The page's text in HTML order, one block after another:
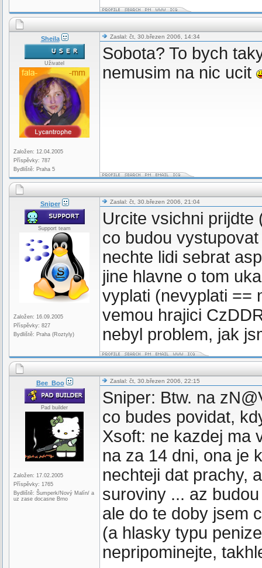
Sheila
Uživatel
Založen: 12.04.2005
Příspěvky: 787
Bydliště: Praha 5
Zaslal: čt, 30.březen 2006, 14:34
Sobota? To bych
nemusim na nic ucit
Sniper
Support team
Založen: 16.09.2005
Příspěvky: 827
Bydliště: Praha (Roztyly)
Zaslal: čt, 30.březen 2006, 21:04
Urcite vsichni prijdte
co budou
nechte lidi sebrat
jine hlavne o tom
vyplati (nevyplati ==
vemou hrajici
nebyl problem, jak
Bee_Boo
Pad builder
Založen: 17.02.2005
Příspěvky: 1765
Bydliště: Šumperk/Nový Malín/ a
uz zase docasne Brno
Zaslal: čt, 30.březen 2006, 22:15
Sniper: Btw. na
co budes povidat,
Xsoft: ne kazdej ma
na za 14 dni, ona je
nechteji dat prachy,
suroviny ... az
ale do te doby jsem
(a hlasky typu
nepripominejte,